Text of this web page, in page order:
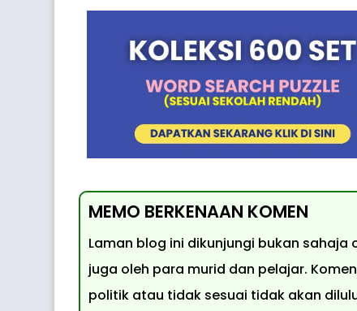
MEMO BERKENAAN KOMEN
Laman blog ini dikunjungi bukan
juga oleh para murid dan pelajar.
politik atau tidak sesuai tidak akan